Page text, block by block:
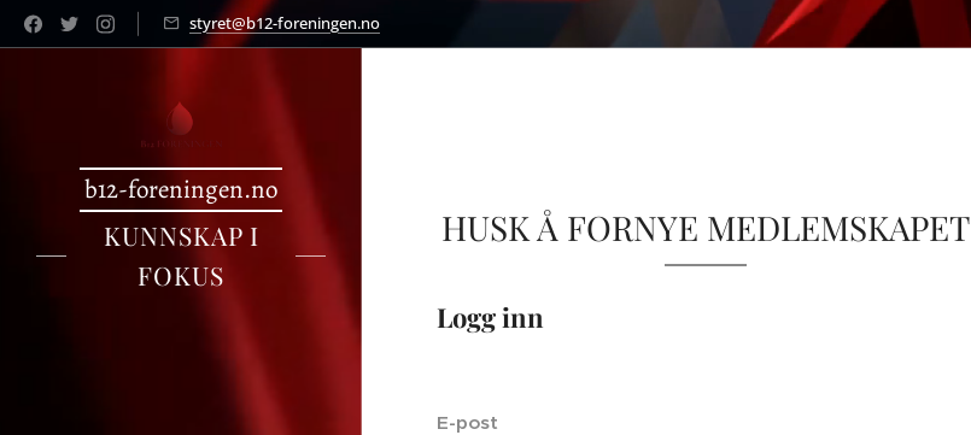
styret@b12-foreningen.no
b12-foreningen.no
KUNNSKAP I
FOKUS
HUSK Å FORNYE MEDLEMSKAPET
Logg inn
E-post